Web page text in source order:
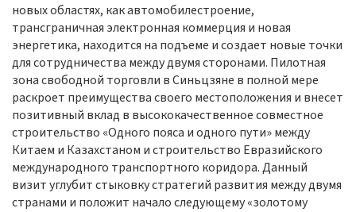
новых областях, как автомобилестроение,
трансграничная электронная коммерция и новая
энергетика, находится на подъеме и создает новые точки
длясотрудничества между двумя сторонами. Пилотная
зона свободной торговли в Синьцзяне в полной мере
раскроет преимущества своего местоположения и внесет
позитивный вклад в высококачественное совместное
строительство «Одного пояса и одного пути» между
Китаем и Казахстаном и строительство Евразийского
международного транспортного коридора.Данный
визит углубит стыковку стратегий развития между двумя
странами и положит начало следующему «золотому